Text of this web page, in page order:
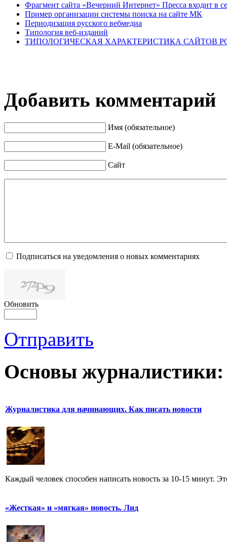
Фрагмент сайта «Вечерний Интернет» Пресса входит в
Пример организации системы поиска на сайте МК
Периодизация русского вебмедиа
Типология веб-изданий
ТИПОЛОГИЧЕСКАЯ ХАРАКТЕРИСТИКА САЙТОВ
Добавить комментарий
Имя (обязательное)
E-Mail (обязательное)
Сайт
Подписаться на уведомления о новых комментариях
Обновить
Отправить
Основы журналистики:
Журналистика для начинающих. Как писать новости
Каждый человек способен написать новость за 10-15 минут.
«Жесткая» и «мягкая» новость. Лид